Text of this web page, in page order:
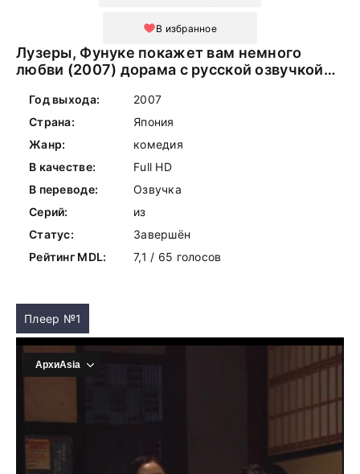
В избранное
Лузеры, Фунуке покажет вам немного
любви (2007) дорама с русской озвучкой
Год выхода:
2007
Страна:
Япония
Жанр:
комедия
В качестве:
Full HD
В переводе:
Озвучка
Серий:
из
Статус:
Завершён
Рейтинг MDL:
7,1 / 65 голосов
Плеер №1